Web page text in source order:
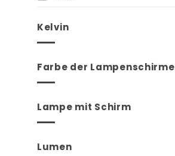
Kelvin
Farbe der Lampenschirme
Lampe mit Schirm
Lumen